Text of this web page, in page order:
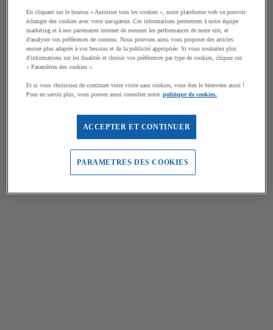
En cliquant sur le bouton « Autoriser tous les cookies », notre plateforme web va pouvoir
échanger des cookies avec votre navigateur. Ces informations permettent à notre équipe
marketing et à nos partenaires internet de mesurer les performances de notre site, et
d'analyser vos préférences de contenu. Nous pouvons ainsi vous proposer des articles
encore plus adaptés à vos besoins et de la publicité appropriée. Si vous souhaitez plus
d'informations sur les finalités et choisir vos préférences par type de cookies, cliquez sur
« Paramètres des cookies ».
Et si vous choisissez de continuer votre visite sans cookies, vous êtes le bienvenu aussi !
Pour en savoir plus, vous pouvez aussi consulter notre politique de cookies.
ACCEPTER ET CONTINUER
PARAMETRES DES COOKIES